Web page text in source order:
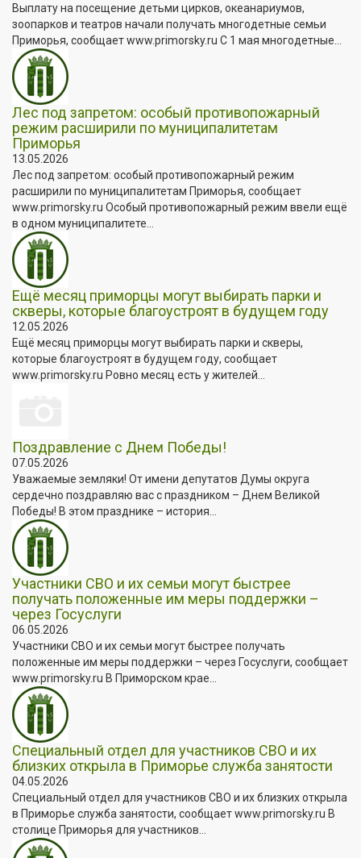
Выплату на посещение детьми цирков, океанариумов,
зоопарков и театров начали получать многодетные семьи
Приморья, сообщает www.primorsky.ru С 1 мая многодетные...
Лес под запретом: особый противопожарный
режим расширили по муниципалитетам
Приморья
13.05.2026
Лес под запретом: особый противопожарный режим
расширили по муниципалитетам Приморья, сообщает
www.primorsky.ru Особый противопожарный режим ввели ещё
в одном муниципалитете...
Ещё месяц приморцы могут выбирать парки и
скверы, которые благоустроят в будущем году
12.05.2026
Ещё месяц приморцы могут выбирать парки и скверы,
которые благоустроят в будущем году, сообщает
www.primorsky.ru Ровно месяц есть у жителей...
Поздравление с Днем Победы!
07.05.2026
Уважаемые земляки! От имени депутатов Думы округа
сердечно поздравляю вас с праздником – Днем Великой
Победы! В этом празднике – история...
Участники СВО и их семьи могут быстрее
получать положенные им меры поддержки –
через Госуслуги
06.05.2026
Участники СВО и их семьи могут быстрее получать
положенные им меры поддержки – через Госуслуги, сообщает
www.primorsky.ru В Приморском крае...
Специальный отдел для участников СВО и их
близких открыла в Приморье служба занятости
04.05.2026
Специальный отдел для участников СВО и их близких открыла
в Приморье служба занятости, сообщает www.primorsky.ru В
столице Приморья для участников...